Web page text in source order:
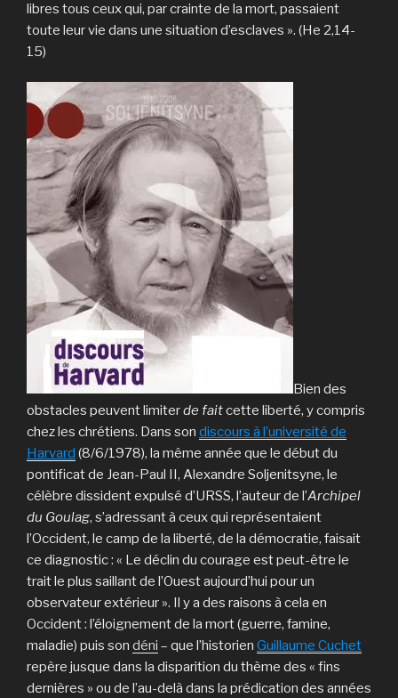
libres tous ceux qui, par crainte de la mort, passaient
toute leur vie dans une situation d’esclaves ». (He 2,14-
15)
Bien des
obstacles peuvent limiterde faitcette liberté, y compris
chez les chrétiens. Dans son discours à l’université de
Harvard (8/6/1978), la même année que le début du
pontificat de Jean-Paul II, Alexandre Soljenitsyne, le
célèbre dissident expulsé d’URSS, l’auteur de l’Archipel
du Goulag, s’adressant à ceux qui représentaient
l’Occident, le camp de la liberté, de la démocratie, faisait
ce diagnostic : « Le déclin du courage est peut-être le
trait le plus saillant de l’Ouest aujourd’hui pour un
observateur extérieur ». Il y a des raisons à cela en
Occident : l’éloignement de la mort (guerre, famine,
maladie) puis son déni – que l’historien Guillaume Cuchet
repère jusque dans la disparition du thème des « fins
dernières » ou de l’au-delà dans la prédication des années